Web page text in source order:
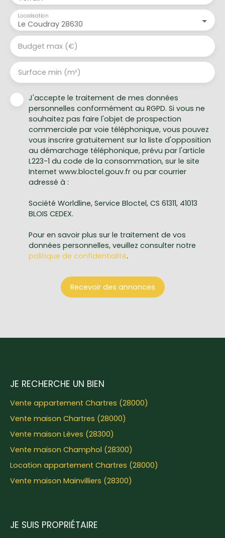
Le Coudray 28630
Localisation
Budget max (€)
Surface min (m²)
J'accepte le traitement de mes données
personnelles conformément au RGPD. Si vous ne
souhaitez pas faire l'objet de prospection
commerciale par voie téléphonique, vous pouvez
vous inscrire gratuitement sur la liste d'opposition
au démarchage téléphonique, prévu par l'article
L223-1 du code de la consommation, sur le site
Internet www.bloctel.gouv.fr ou par courrier
adressé à :
Société Worldline, Service Bloctel, CS 61311, 41013
BLOIS CEDEX.
Pour en savoir plus sur le traitement de vos
données personnelles, veuillez consulter notre
politique de confidentialité.
Recevoir des annonces
JE RECHERCHE UN BIEN
Vente appartement Chartres (28000)
Vente maison Chartres (28000)
Vente maison Lèves (28300)
Vente maison Champhol (28300)
Location appartement Chartres (28000)
Vente maison Mainvilliers (28300)
JE SUIS PROPRIÉTAIRE